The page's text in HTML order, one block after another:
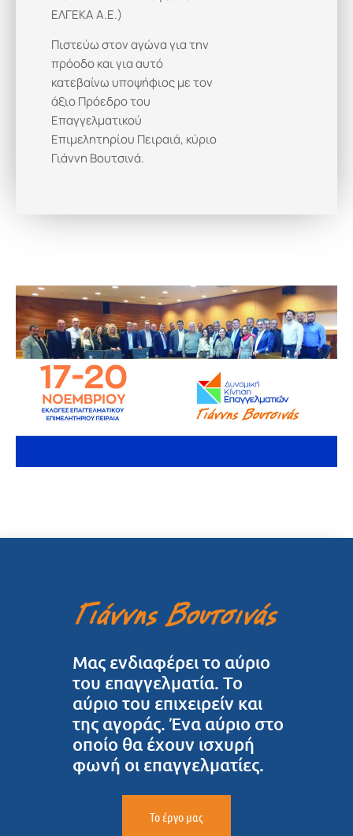
ΕΛΓΕΚΑ Α.Ε.)
Πιστεύω στον αγώνα για την
πρόοδο και για αυτό
κατεβαίνω υποψήφιος με τον
άξιο Πρόεδρο του
Επαγγελματικού
Επιμελητηρίου Πειραιά, κύριο
Γιάννη Βουτσινά.
Μας ενδιαφέρει το αύριο
του επαγγελματία. Το
αύριο του επιχειρείν και
της αγοράς. Ένα αύριο στο
οποίο θα έχουν ισχυρή
φωνή οι επαγγελματίες.
Το έργο μας